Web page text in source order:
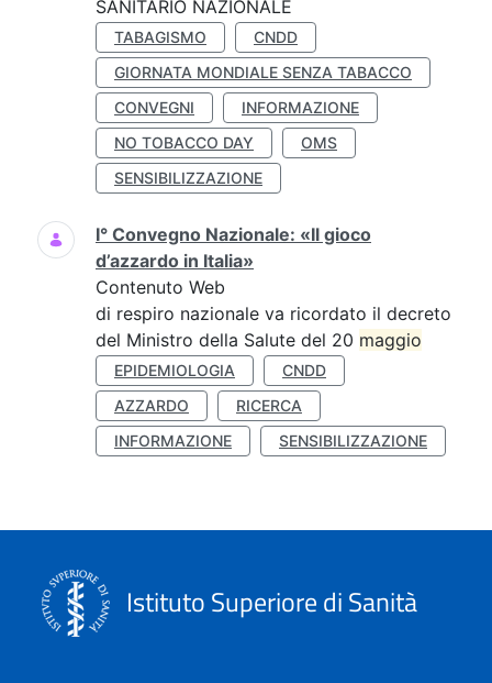
SANITARIO NAZIONALE
TABAGISMO
CNDD
GIORNATA MONDIALE SENZA TABACCO
CONVEGNI
INFORMAZIONE
NO TOBACCO DAY
OMS
SENSIBILIZZAZIONE
I° Convegno Nazionale: «Il gioco
d’azzardo in Italia»
Contenuto Web
di respiro nazionale va ricordato il decreto
del Ministro della Salute del 20 maggio
EPIDEMIOLOGIA
CNDD
AZZARDO
RICERCA
INFORMAZIONE
SENSIBILIZZAZIONE
Istituto Superiore di Sanità